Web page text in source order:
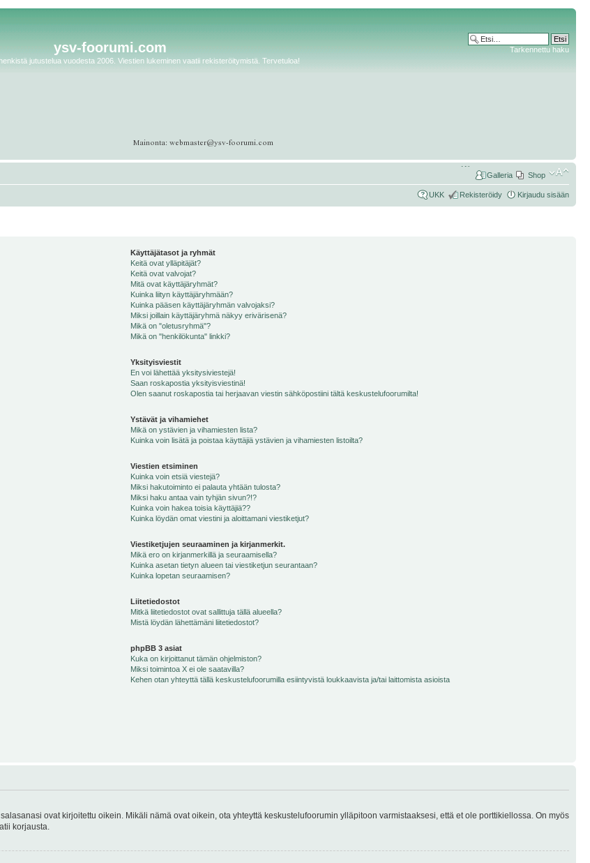
ysv-foorumi.com
jutustelua vuodesta 2006. Viestien lukeminen vaatii rekisteröitymistä. Tervetuloa!
Tarkennettu haku
Shop
Galleria
UKK Rekisteröidy Kirjaudu sisään
Käyttäjätasot ja ryhmät
Keitä ovat ylläpitäjät?
Keitä ovat valvojat?
Mitä ovat käyttäjäryhmät?
Kuinka liityn käyttäjäryhmään?
Kuinka pääsen käyttäjäryhmän valvojaksi?
Miksi joillain käyttäjäryhmä näkyy erivärisenä?
Mikä on "oletusryhmä"?
Mikä on "henkilökunta" linkki?
Yksityisviestit
En voi lähettää yksitysiviestejä!
Saan roskapostia yksityisviestinä!
Olen saanut roskapostia tai herjaavan viestin sähköpostiini tältä keskustelufoorumilta!
Ystävät ja vihamiehet
Mikä on ystävien ja vihamiesten lista?
Kuinka voin lisätä ja poistaa käyttäjiä ystävien ja vihamiesten listoilta?
Viestien etsiminen
Kuinka voin etsiä viestejä?
Miksi hakutoiminto ei palauta yhtään tulosta?
Miksi haku antaa vain tyhjän sivun?!?
Kuinka voin hakea toisia käyttäjiä??
Kuinka löydän omat viestini ja aloittamani viestiketjut?
Viestiketjujen seuraaminen ja kirjanmerkit.
Mikä ero on kirjanmerkillä ja seuraamisella?
Kuinka asetan tietyn alueen tai viestiketjun seurantaan?
Kuinka lopetan seuraamisen?
Liitetiedostot
Mitkä liitetiedostot ovat sallittuja tällä alueella?
Mistä löydän lähettämäni liitetiedostot?
phpBB 3 asiat
Kuka on kirjoittanut tämän ohjelmiston?
Miksi toimintoa X ei ole saatavilla?
Kehen otan yhteyttä tällä keskustelufoorumilla esiintyvistä loukkaavista ja/tai laittomista asioista
ovat kirjoitettu oikein. Mikäli nämä ovat oikein, ota yhteyttä keskustelufoorumin ylläpitoon varmistaaksesi, että et ole porttikiellossa. On myös
korjausta.